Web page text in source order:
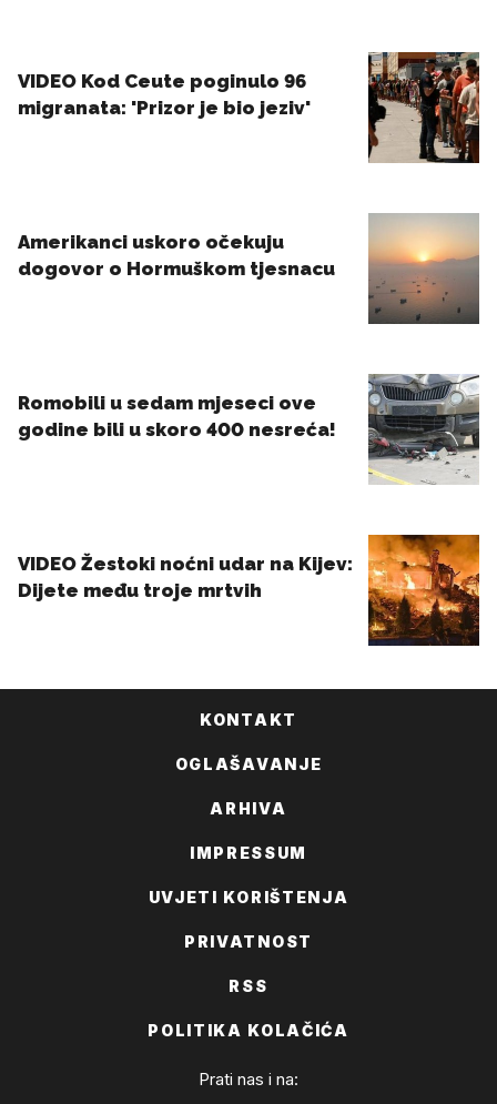
KONTAKT
OGLAŠAVANJE
ARHIVA
IMPRESSUM
UVJETI KORIŠTENJA
PRIVATNOST
RSS
POLITIKA KOLAČIĆA
Prati nas i na: